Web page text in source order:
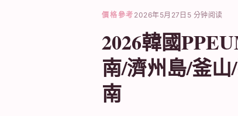
價格參考 2026年5月27日 5 分钟阅读
2026韓國
南/濟州島/釜
南